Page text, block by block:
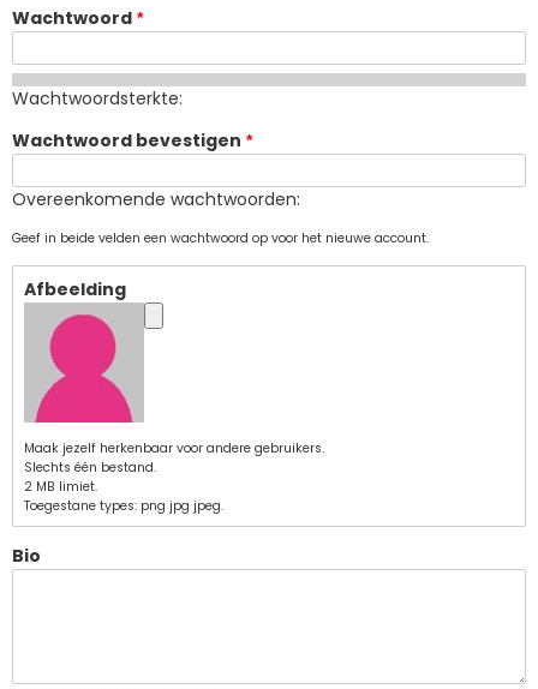
Wachtwoord
Wachtwoordsterkte:
Wachtwoord bevestigen
Overeenkomende wachtwoorden:
Geef in beide velden een wachtwoord op voor het nieuwe account.
Afbeelding
Maak jezelf herkenbaar voor andere gebruikers.
Slechts één bestand.
2 MB limiet.
Toegestane types: png jpg jpeg.
Bio